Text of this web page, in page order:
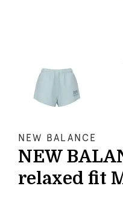
NEW BALANCE
NEW
relaxed fit